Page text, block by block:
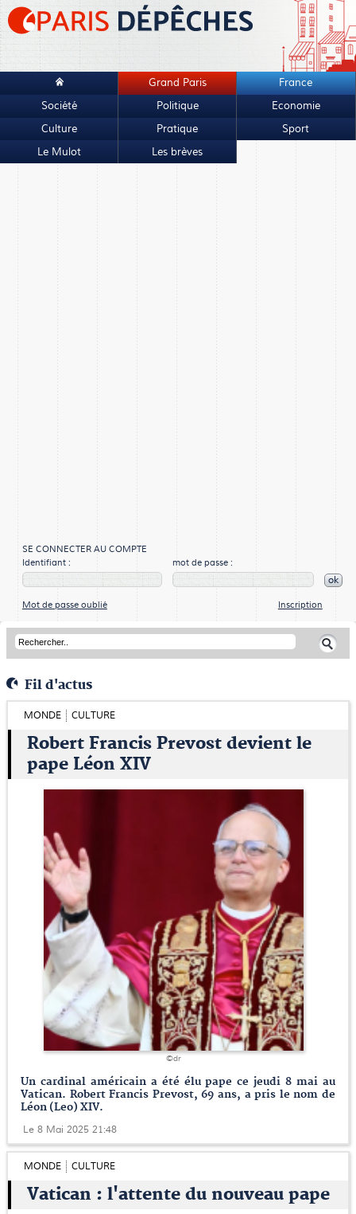
Grand Paris
France
Société
Politique
Economie
Culture
Pratique
Sport
Le Mulot
Les brèves
SE CONNECTER AU COMPTE
Identifiant :
mot de passe :
ok
Mot de passe oublié Inscription
Fil d'actus
MONDE CULTURE
Robert Francis Prevost devient le
pape Léon XIV
©dr
Un cardinal américain a été élu pape ce jeudi 8 mai au
Vatican. Robert Francis Prevost, 69 ans, a pris le nom de
Léon (Leo) XIV.
Le 8 Mai 2025 21:48
MONDE CULTURE
Vatican : l'attente du nouveau pape